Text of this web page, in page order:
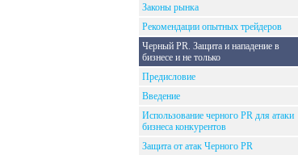
Законы рынка
Рекомендации опытных трейдеров
Черный PR. Защита и нападение в
бизнесе и не только
Предисловие
Введение
Использование черного PR для атаки
бизнеса конкурентов
Защита от атак Черного PR